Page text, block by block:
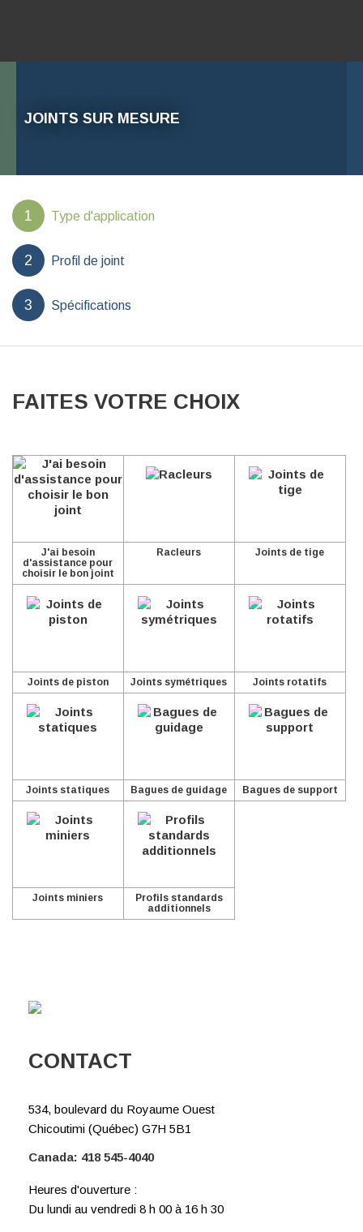
JOINTS SUR MESURE
Type d'application
Profil de joint
Spécifications
FAITES VOTRE CHOIX
J'ai besoin
d'assistance pour
choisir le bon joint
Racleurs Joints de tige
Joints de piston Joints symétriques Joints rotatifs
Joints statiques Bagues de guidage Bagues de support
Joints miniers
Profils standards
additionnels
CONTACT
534, boulevard du Royaume Ouest
Chicoutimi (Québec) G7H 5B1
Canada: 418 545-4040
Heures d'ouverture :
Du lundi au vendredi 8 h 00 à 16 h 30